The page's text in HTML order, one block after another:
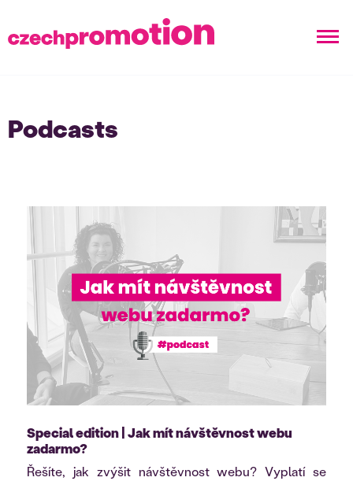
Podcasts
Special edition | Jak mít návštěvnost webu
zadarmo?
Řešíte, jak zvýšit návštěvnost webu? Vyplatí se